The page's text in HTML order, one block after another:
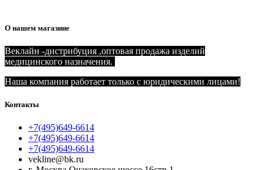
О нашем магазине
Веклайн -дистрибуция ,оптовая продажа изделий
медицинского назначения.
Наша компания работает только с юридическими лицами!
Контакты
+7(495)649-6614
+7(495)649-6614
+7(495)649-6614
vekline@bk.ru